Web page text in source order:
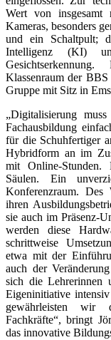
Wert von insgesamt
Kameras, besonders
und ein Schaltpult;
Intelligenz (KI)
Klassenraum der
Gruppe mit Sitz in
„Digitalisierung
Fachaus­bildung
für die Schuhfertiger
Hybridform an im
mit Online-
Säulen. Ein
Konferenzraum. Des
ihren
sie auch im Präsenz-
werden diese
schrittweise
etwa mit der
auch der
sich die Lehrerinnen
Eigeninitiative
gewährleisten wir
Fachkräfte“, bringt
das innovative